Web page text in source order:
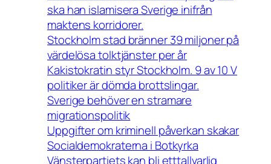
ska han islamisera Sverige inifrån
maktens korridorer.
Stockholm stad bränner 39 miljoner på
värdelösa tolktjänster per år
Kakistokratin styr Stockholm. 9 av 10 V
politiker är dömda brottslingar.
Sverige behöver en stramare
migrationspolitik
Uppgifter om kriminell påverkan skakar
Socialdemokraterna i Botkyrka
Vänsterpartiets kan bli etttallvarlig